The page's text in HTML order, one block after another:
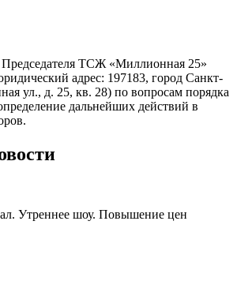
Председателя ТСЖ «Миллионная 25»
адрес: 197183, город Санкт-
ул., д. 25, кв. 28) по вопросам порядка
дальнейших действий в
Утреннее шоу. Повышение цен